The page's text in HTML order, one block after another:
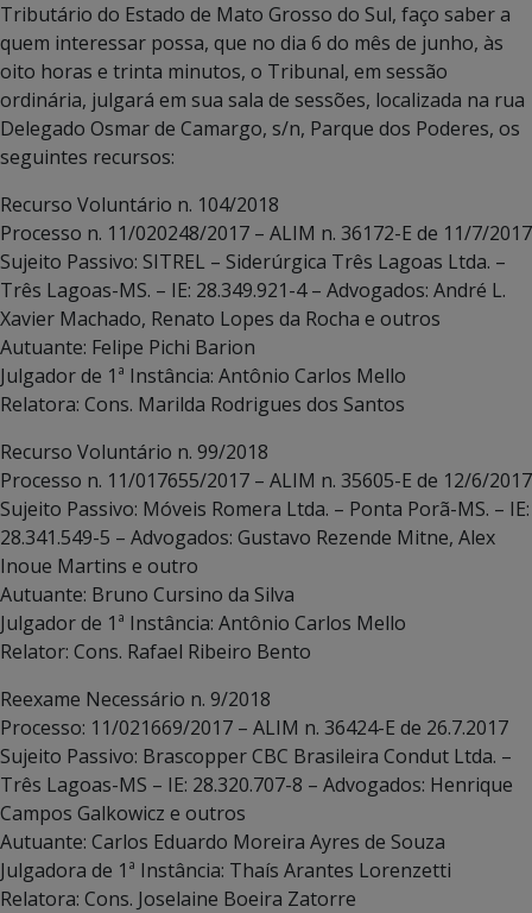
Tributário do Estado de Mato Grosso do Sul, faço saber a
quem interessar possa, que no dia 6 do mês de junho, às
oito horas e trinta minutos, o Tribunal, em sessão
ordinária, julgará em sua sala de sessões, localizada na rua
Delegado Osmar de Camargo, s/n, Parque dos Poderes, os
seguintes recursos:
Recurso Voluntário n. 104/2018
Processo n. 11/020248/2017 – ALIM n. 36172-E de 11/7/2017
Sujeito Passivo: SITREL – Siderúrgica Três Lagoas Ltda. –
Três Lagoas-MS. – IE: 28.349.921-4 – Advogados: André L.
Xavier Machado, Renato Lopes da Rocha e outros
Autuante: Felipe Pichi Barion
Julgador de 1ª Instância: Antônio Carlos Mello
Relatora: Cons. Marilda Rodrigues dos Santos
Recurso Voluntário n. 99/2018
Processo n. 11/017655/2017 – ALIM n. 35605-E de 12/6/2017
Sujeito Passivo: Móveis Romera Ltda. – Ponta Porã-MS. – IE:
28.341.549-5 – Advogados: Gustavo Rezende Mitne, Alex
Inoue Martins e outro
Autuante: Bruno Cursino da Silva
Julgador de 1ª Instância: Antônio Carlos Mello
Relator: Cons. Rafael Ribeiro Bento
Reexame Necessário n. 9/2018
Processo: 11/021669/2017 – ALIM n. 36424-E de 26.7.2017
Sujeito Passivo: Brascopper CBC Brasileira Condut Ltda. –
Três Lagoas-MS – IE: 28.320.707-8 – Advogados: Henrique
Campos Galkowicz e outros
Autuante: Carlos Eduardo Moreira Ayres de Souza
Julgadora de 1ª Instância: Thaís Arantes Lorenzetti
Relatora: Cons. Joselaine Boeira Zatorre